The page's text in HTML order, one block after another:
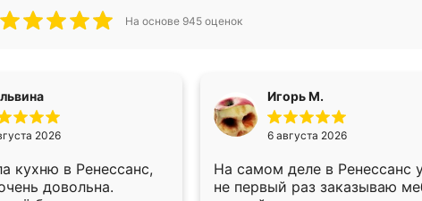
На основе 945 оценок
2026
кухню в Ренессанс,
довольна.
Игорь М.
6 августа 2026
На самом деле в Ренессанс
не первый раз заказываю